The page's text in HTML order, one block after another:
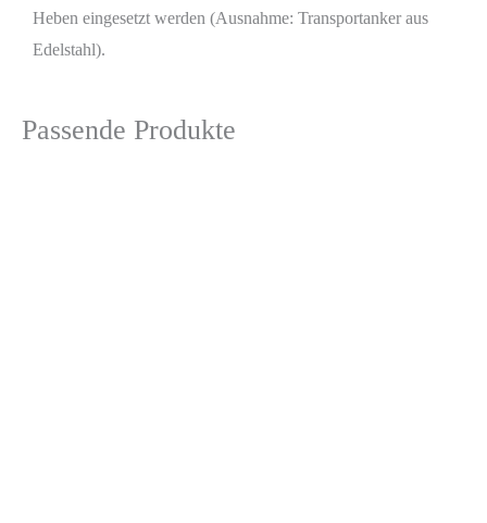
Heben eingesetzt werden (Ausnahme: Transportanker aus
Edelstahl).
Passende Produkte